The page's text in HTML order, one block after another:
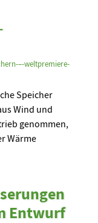
–-weltpremiere-
Speicher
Wind und
genommen,
Wärme
Entwurf